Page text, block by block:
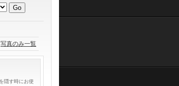
写真のみ一覧
隠す時にお使